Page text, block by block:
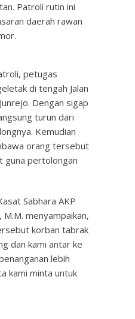
Patroli rutin ini
daerah rawan
petugas
di tengah Jalan
Dengan sigap
turun dari
Kemudian
orang tersebut
guna pertolongan
Sabhara AKP
M.M. menyampaikan,
korban tabrak
dan kami antar ke
lebih
kami minta untuk